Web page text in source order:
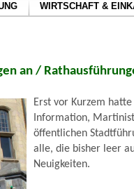
WIRTSCHAFT &
an /
Erst vor Kurzem
Information,
öffentlichen
alle, die bisher leer
Neuigkeiten.